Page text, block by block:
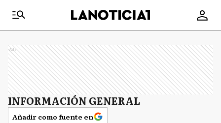
Ads
INFORMACIÓN GENERAL
Añadir como fuente en